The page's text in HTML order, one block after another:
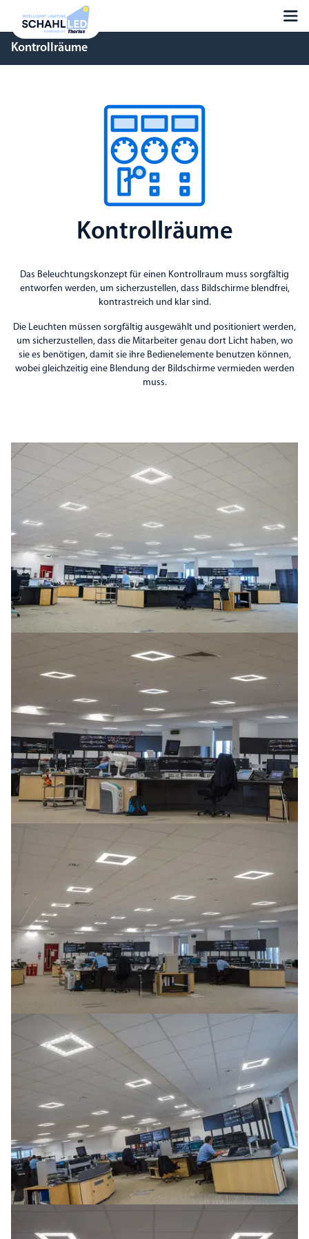
Kontrollräume
Kontrollräume
Das Beleuchtungskonzept für einen Kontrollraum muss sorgfältig
entworfen werden, um sicherzustellen, dass Bildschirme blendfrei,
kontrastreich und klar sind.
Die Leuchten müssen sorgfältig ausgewählt und positioniert werden,
um sicherzustellen, dass die Mitarbeiter genau dort Licht haben, wo
sie es benötigen, damit sie ihre Bedienelemente benutzen können,
wobei gleichzeitig eine Blendung der Bildschirme vermieden werden
muss.